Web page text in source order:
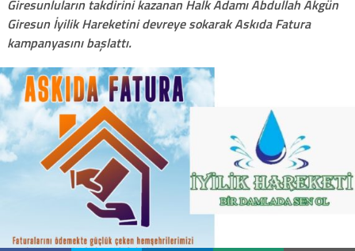
Giresunluların takdirini kazanan Halk Adamı Abdullah Akgün
Giresun İyilik Hareketini devreye sokarak Askıda Fatura
kampanyasını başlattı.